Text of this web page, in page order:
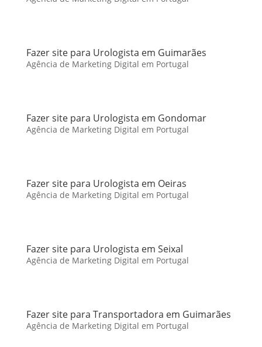
Fazer site para Urologista em Guimarães
Agência de Marketing Digital em Portugal
Fazer site para Urologista em Gondomar
Agência de Marketing Digital em Portugal
Fazer site para Urologista em Oeiras
Agência de Marketing Digital em Portugal
Fazer site para Urologista em Seixal
Agência de Marketing Digital em Portugal
Fazer site para Transportadora em Guimarães
Agência de Marketing Digital em Portugal